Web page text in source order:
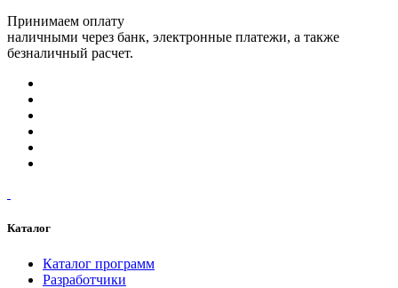
Принимаем оплату
наличными через банк, электронные платежи, а также
безналичный расчет.
Каталог
Каталог программ
Разработчики